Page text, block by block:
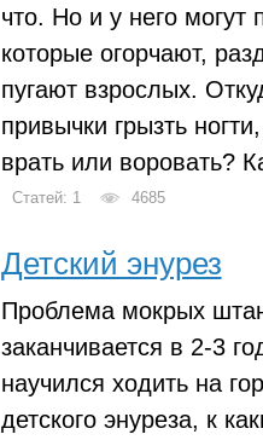
что. Но и у него могут
которые огорчают,
пугают взрослых.
привычки грызть
врать или воровать?
Статей: 1 4685
Детский энурез
Проблема мокрых
заканчивается в 2-3
научился ходить на
детского энуреза, к